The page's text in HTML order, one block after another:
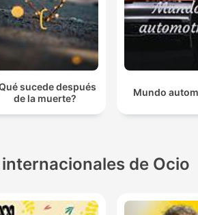
sucede después
de la muerte?
Mundo
de Ocio